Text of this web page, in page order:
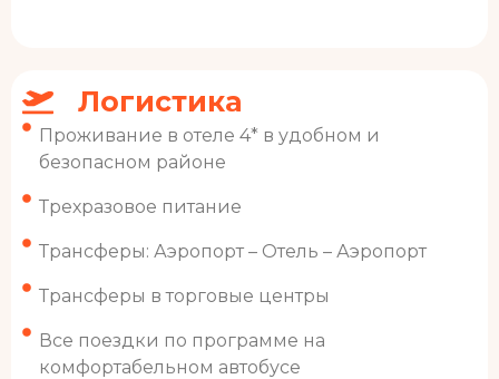
Логистика
Проживание в отеле 4* в удобном и
безопасном районе
Трехразовое питание
Трансферы: Аэропорт – Отель – Аэропорт
Трансферы в торговые центры
Все поездки по программе на
комфортабельном автобусе